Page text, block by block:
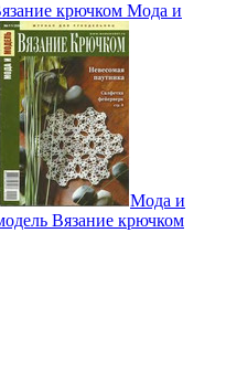
крючком Мода и
Мода и
Вязание крючком